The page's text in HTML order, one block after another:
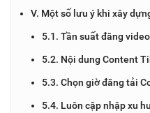
V. Một số lưu ý khi xây
5.1. Tần suất đăng video
5.2. Nội dung Content
5.3. Chọn giờ đăng tải
5.4. Luôn cập nhập xu